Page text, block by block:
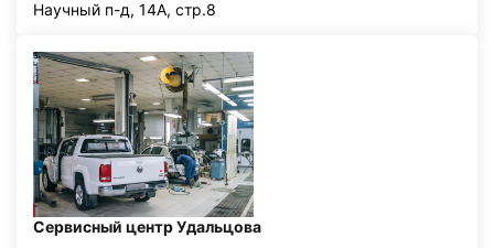
Научный п-д, 14А, стр.8
Сервисный центр Удальцова